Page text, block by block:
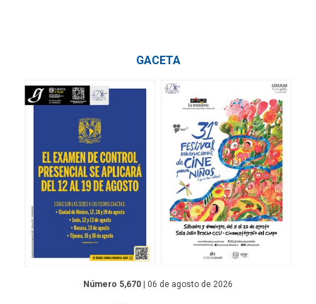
GACETA
Número 5,670 | 06 de agosto de 2026